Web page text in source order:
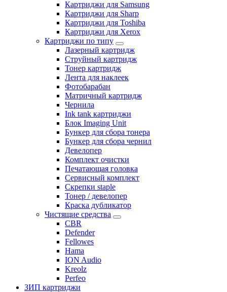
Картриджи для Samsung
Картриджи для Sharp
Картриджи для Toshiba
Картриджи для Xerox
Картриджи по типу
Лазерный картридж
Струйный картридж
Тонер картридж
Лента для наклеек
Фотобарабан
Матричный картридж
Чернила
Ink tank картриджи
Блок Imaging Unit
Бункер для сбора тонера
Бункер для сбора чернил
Девелопер
Комплект очистки
Печатающая головка
Сервисный комплект
Скрепки staple
Тонер / девелопер
Краска дубликатор
Чистящие средства
CBR
Defender
Fellowes
Hama
ION Audio
Kreolz
Perfeo
ЗИП картриджи